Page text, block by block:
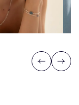
Previous
Next